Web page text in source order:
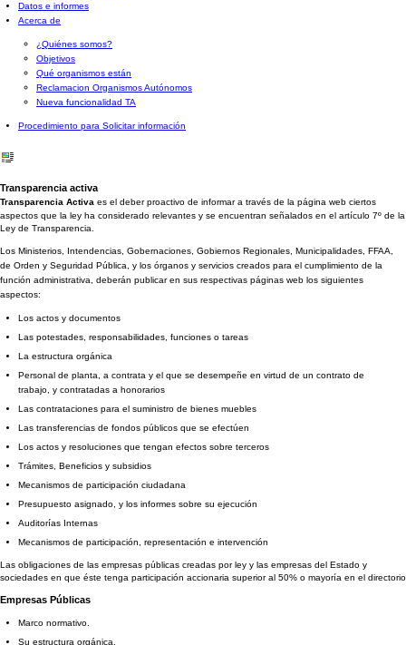
Datos e informes
Acerca de
¿Quiénes somos?
Objetivos
Qué organismos están
Reclamacion Organismos Autónomos
Nueva funcionalidad TA
Procedimiento para Solicitar información
Transparencia activa
Transparencia Activa es el deber proactivo de informar a través de la página web ciertos
aspectos que la ley ha considerado relevantes y se encuentran señalados en el artículo 7º de la
Ley de Transparencia.
Los Ministerios, Intendencias, Gobernaciones, Gobiernos Regionales, Municipalidades, FFAA,
de Orden y Seguridad Pública, y los órganos y servicios creados para el cumplimiento de la
función administrativa, deberán publicar en sus respectivas páginas web los siguientes
aspectos:
Los actos y documentos
Las potestades, responsabilidades, funciones o tareas
La estructura orgánica
Personal de planta, a contrata y el que se desempeñe en virtud de un contrato de
trabajo, y contratadas a honorarios
Las contrataciones para el suministro de bienes muebles
Las transferencias de fondos públicos que se efectúen
Los actos y resoluciones que tengan efectos sobre terceros
Trámites, Beneficios y subsidios
Mecanismos de participación ciudadana
Presupuesto asignado, y los informes sobre su ejecución
Auditorías Internas
Mecanismos de participación, representación e intervención
Las obligaciones de las empresas públicas creadas por ley y las empresas del Estado y
sociedades en que éste tenga participación accionaria superior al 50% o mayoría en el directorio
Empresas Públicas
Marco normativo.
Su estructura orgánica.